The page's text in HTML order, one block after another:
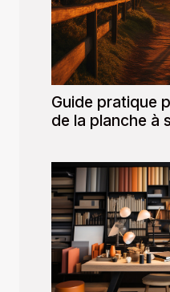
Guide pratique
de la planche à